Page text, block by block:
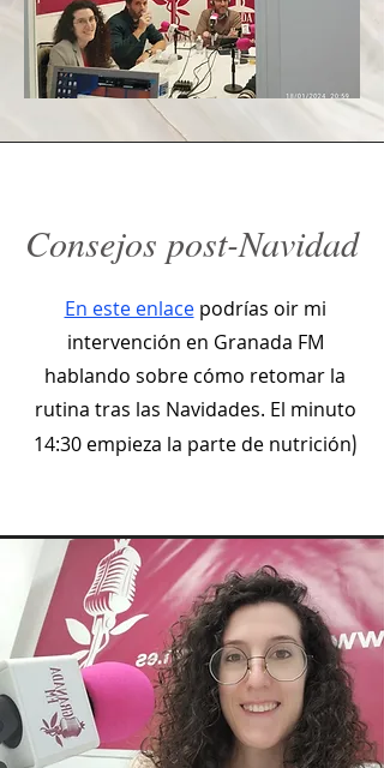
Consejos post-Navidad
En este enlace podrías oir mi
intervención en Granada FM
hablando sobre cómo retomar la
rutina tras las Navidades. El minuto
14:30 empieza la parte de nutrición)